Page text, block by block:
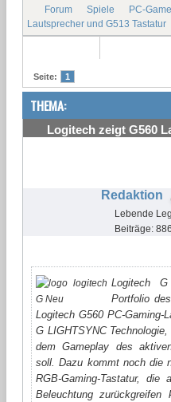
Forum Spiele PC-
Lautsprecher und G513 Tastatur
Seite: 1
THEMA:
Logitech zeigt G560
Redaktion
Lebende
Beiträge:
Logitech
Portfolio
Logitech G560 PC-Gaming-
G LIGHTSYNC
dem Gameplay des
soll. Dazu kommt noch die
RGB-Gaming-Tastatur,
Beleuchtung